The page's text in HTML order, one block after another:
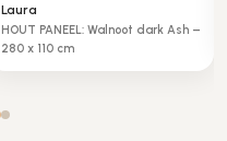
Laura
HOUT PANEEL: Walnoot dark Ash –
280 x 110 cm